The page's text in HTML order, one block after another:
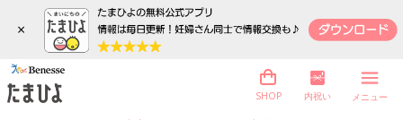
×
SHOP 内祝い メニュー